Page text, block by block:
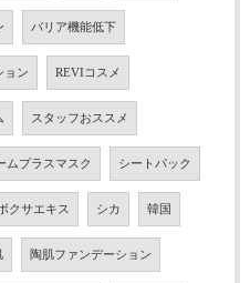
バリア機能低下
ョン REVIコスメ
スタッフおススメ
ムプラスマスク シートパック
クサエキス シカ 韓国
陶肌ファンデーション